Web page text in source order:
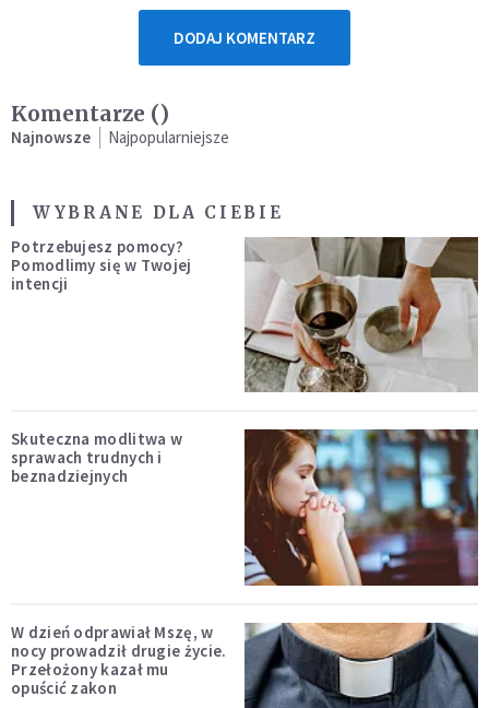
DODAJ KOMENTARZ
Komentarze ()
Najnowsze Najpopularniejsze
WYBRANE DLA CIEBIE
Potrzebujesz pomocy?
Pomodlimy się w Twojej
intencji
Skuteczna modlitwa w
sprawach trudnych i
beznadziejnych
W dzień odprawiał Mszę, w
nocy prowadził drugie życie.
Przełożony kazał mu
opuścić zakon